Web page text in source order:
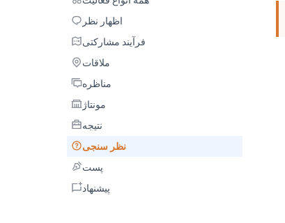
اظهار نظر
اظهار نظر
فرآیند مشارکتی فرآیند مشارکتی
ملاقات ملاقات
مناظره
مناظره
مونتاژ
مونتاژ
نتیجه نتیجه
نظر سنجی نظر سنجی
پست پست
پیشنهاد
پیشنهاد